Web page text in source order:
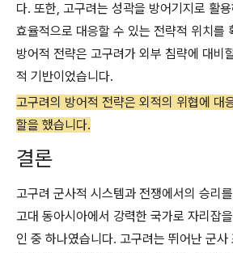
다. 또한, 고구려는 성곽을 방어기지로 활
효율적으로 대응할 수 있는 전략적 위치를
방어적 전략은 고구려가 외부 침략에 대비
적 기반이었습니다.
고구려의 방어적 전략은 외적의 위협에 대
할을 했습니다.
결론
고구려 군사적 시스템과 전쟁에서의 승리
고대 동아시아에서 강력한 국가로 자리잡
인 중 하나였습니다. 고구려는 뛰어난 군사